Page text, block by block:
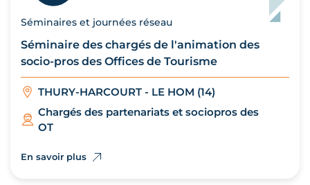
Séminaires et journées réseau
Séminaire des chargés de l'animation des
socio-pros des Offices de Tourisme
THURY-HARCOURT - LE HOM (14)
Chargés des partenariats et sociopros des
OT
En savoir plus